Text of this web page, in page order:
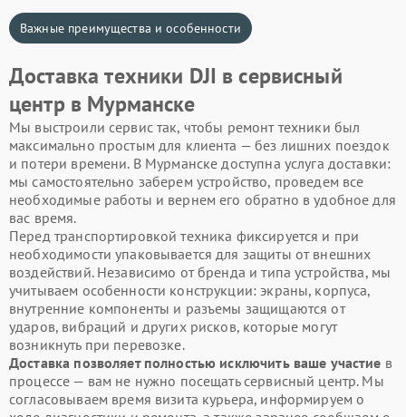
Важные преимущества и особенности
Доставка техники DJI в сервисный
центр в Мурманске
Мы выстроили сервис так, чтобы ремонт техники был
максимально простым для клиента — без лишних поездок
и потери времени. В Мурманске доступна услуга доставки:
мы самостоятельно заберем устройство, проведем все
необходимые работы и вернем его обратно в удобное для
вас время.
Перед транспортировкой техника фиксируется и при
необходимости упаковывается для защиты от внешних
воздействий. Независимо от бренда и типа устройства, мы
учитываем особенности конструкции: экраны, корпуса,
внутренние компоненты и разъемы защищаются от
ударов, вибраций и других рисков, которые могут
возникнуть при перевозке.
Доставка позволяет полностью исключить ваше участие в
процессе — вам не нужно посещать сервисный центр. Мы
согласовываем время визита курьера, информируем о